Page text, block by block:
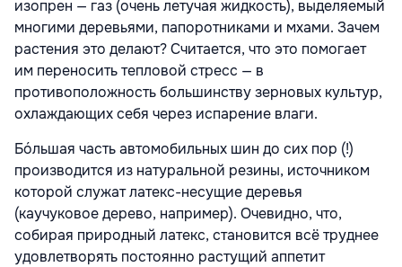
изопрен — газ (очень летучая жидкость), выделяемый
многими деревьями, папоротниками и мхами. Зачем
растения это делают? Считается, что это помогает
им переносить тепловой стресс — в
противоположность большинству зерновых культур,
охлаждающих себя через испарение влаги.
Бóльшая часть автомобильных шин до сих пор (!)
производится из натуральной резины, источником
которой служат латекс-несущие деревья
(каучуковое дерево, например). Очевидно, что,
собирая природный латекс, становится всё труднее
удовлетворять постоянно растущий аппетит